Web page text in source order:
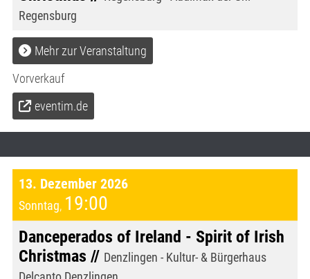
Regensburg
Mehr zur Veranstaltung
Vorverkauf
eventim.de
13. Dezember 2026
Sonntag, 19:00
Danceperados of Ireland - Spirit of Irish
Christmas // Denzlingen - Kultur- & Bürgerhaus